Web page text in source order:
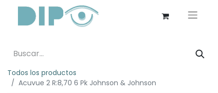
Todos los productos
Acuvue 2 R:8,70 6 Pk Johnson & Johnson